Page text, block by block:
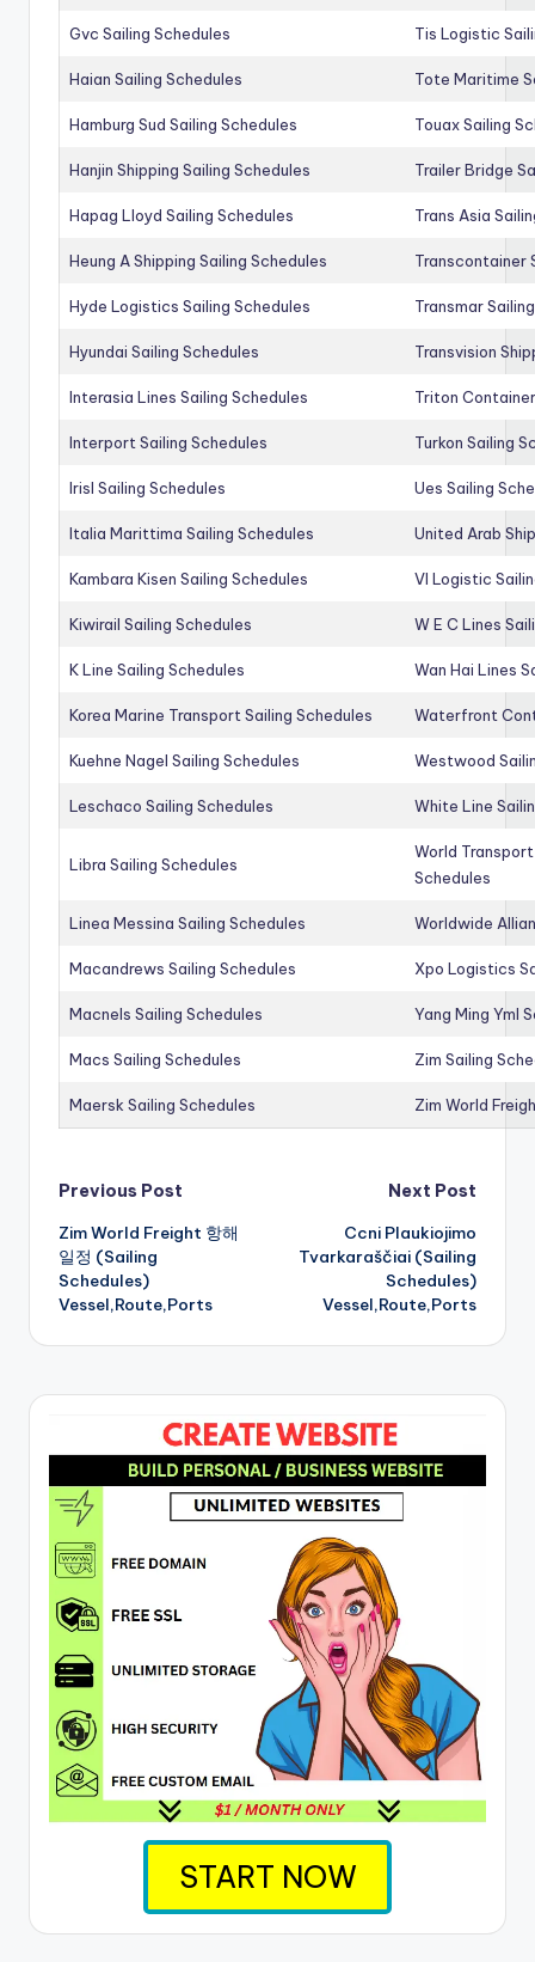
Gvc Sailing Schedules Tis Logistic
Haian Sailing Schedules Tote Maritime
Hamburg Sud Sailing Schedules Touax Sailing
Hanjin Shipping Sailing Schedules Trailer Bridge
Hapag Lloyd Sailing Schedules Trans Asia
Heung A Shipping Sailing Schedules Transcontainer
Hyde Logistics Sailing Schedules Transmar
Hyundai Sailing Schedules Transvision
Interasia Lines Sailing Schedules Triton
Interport Sailing Schedules Turkon Sailing
Irisl Sailing Schedules Ues Sailing
Italia Marittima Sailing Schedules United Arab
Kambara Kisen Sailing Schedules Vl Logistic
Kiwirail Sailing Schedules W E C Lines
K Line Sailing Schedules Wan Hai Lines
Korea Marine Transport Sailing Schedules Waterfront
Kuehne Nagel Sailing Schedules Westwood
Leschaco Sailing Schedules White Line
Libra Sailing Schedules
World
Schedules
Linea Messina Sailing Schedules Worldwide
Macandrews Sailing Schedules Xpo Logistics
Macnels Sailing Schedules Yang Ming Yml
Macs Sailing Schedules Zim Sailing
Maersk Sailing Schedules Zim World
Post
navigation
Previous Post
Zim World Freight 항해
일정 (Sailing
Schedules)
Vessel,Route,Ports
Next Post
Ccni Plaukiojimo
Tvarkaraščiai (Sailing
Schedules)
Vessel,Route,Ports
START NOW